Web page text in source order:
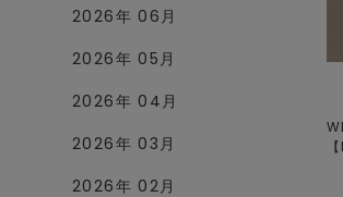
2026年 06月
2026年 05月
2026年 04月
2026年 03月
2026年 02月
【